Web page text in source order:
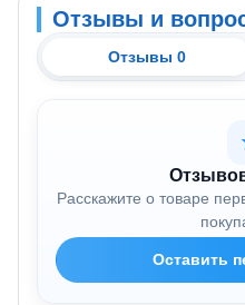
Отзывы и
Отзывы 0
Расскажите о товаре
Оставить